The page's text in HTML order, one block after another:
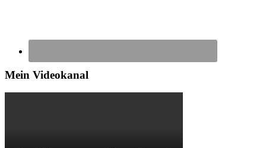
Mein Videokanal